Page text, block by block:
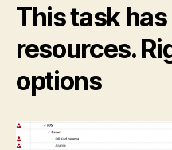
This task
resources.
options